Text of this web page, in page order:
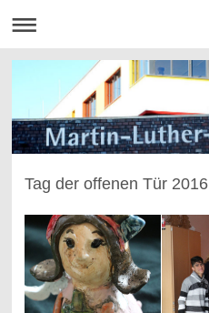
Tag der offenen Tür 2016